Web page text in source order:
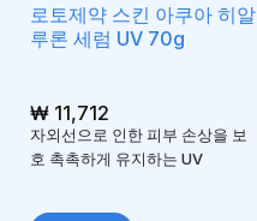
로토제약 스킨 아쿠아 히알
루론 세럼 UV 70g
₩11,712
자외선으로 인한 피부 손상을 보
호 촉촉하게 유지하는 UV